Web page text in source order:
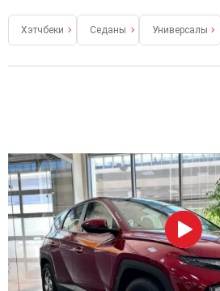
Хэтчбеки Седаны Универсалы